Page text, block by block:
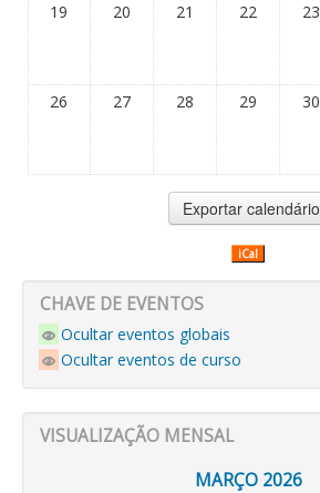
19 20 21 22 23
26 27 28 29 30
iCal
CHAVE DE EVENTOS
Ocultar eventos globais
Ocultar eventos de curso
VISUALIZAÇÃO MENSAL
MARÇO 2026